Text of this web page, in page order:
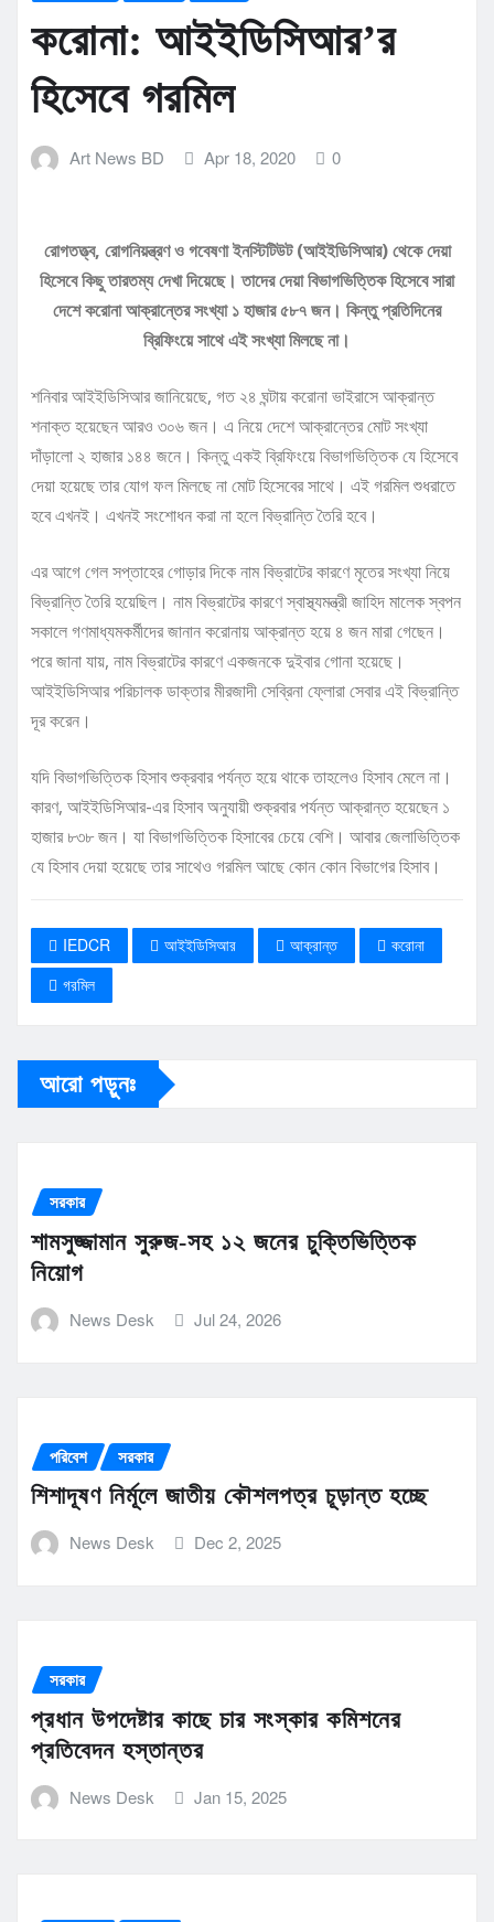
করোনা: আইইডিসিআর’র
হিসেবে গরমিল
Art News BD Apr 18, 2020 0
রোগতত্ত্ব, রোগনিয়ন্ত্রণ ও গবেষণা ইনস্টিটিউট (আইইডিসিআর) থেকে দেয়া
হিসেবে কিছু তারতম্য দেখা দিয়েছে। তাদের দেয়া বিভাগভিত্তিক হিসেবে সারা
দেশে করোনা আক্রান্তের সংখ্যা ১ হাজার ৫৮৭ জন। কিন্তু প্রতিদিনের
ব্রিফিংয়ে সাথে এই সংখ্যা মিলছে না।
শনিবার আইইডিসিআর জানিয়েছে, গত ২৪ ঘন্টায় করোনা ভাইরাসে আক্রান্ত
শনাক্ত হয়েছেন আরও ৩০৬ জন। এ নিয়ে দেশে আক্রান্তের মোট সংখ্যা
দাঁড়ালো ২ হাজার ১৪৪ জনে। কিন্তু একই ব্রিফিংয়ে বিভাগভিত্তিক যে হিসেবে
দেয়া হয়েছে তার যোগ ফল মিলছে না মোট হিসেবের সাথে। এই গরমিল শুধরাতে
হবে এখনই। এখনই সংশোধন করা না হলে বিভ্রান্তি তৈরি হবে।
এর আগে গেল সপ্তাহের গোড়ার দিকে নাম বিভ্রাটের কারণে মৃতের সংখ্যা নিয়ে
বিভ্রান্তি তৈরি হয়েছিল। নাম বিভ্রাটের কারণে স্বাস্থ্যমন্ত্রী জাহিদ মালেক স্বপন
সকালে গণমাধ্যমকর্মীদের জানান করোনায় আক্রান্ত হয়ে ৪ জন মারা গেছেন।
পরে জানা যায়, নাম বিভ্রাটের কারণে একজনকে দুইবার গোনা হয়েছে।
আইইডিসিআর পরিচালক ডাক্তার মীরজাদী সেব্রিনা ফ্লোরা সেবার এই বিভ্রান্তি
দূর করেন।
যদি বিভাগভিত্তিক হিসাব শুক্রবার পর্যন্ত হয়ে থাকে তাহলেও হিসাব মেলে না।
কারণ, আইইডিসিআর-এর হিসাব অনুযায়ী শুক্রবার পর্যন্ত আক্রান্ত হয়েছেন ১
হাজার ৮৩৮ জন। যা বিভাগভিত্তিক হিসাবের চেয়ে বেশি। আবার জেলাভিত্তিক
যে হিসাব দেয়া হয়েছে তার সাথেও গরমিল আছে কোন কোন বিভাগের হিসাব।
IEDCR আইইডিসিআর আক্রান্ত
করোনা
গরমিল
আরো পড়ুনঃ
সরকার
শামসুজ্জামান সুরুজ-সহ ১২ জনের চুক্তিভিত্তিক
নিয়োগ
News Desk Jul 24, 2026
পরিবেশ সরকার
শিশাদূষণ নির্মূলে জাতীয় কৌশলপত্র চূড়ান্ত হচ্ছে
News Desk Dec 2, 2025
সরকার
প্রধান উপদেষ্টার কাছে চার সংস্কার কমিশনের
প্রতিবেদন হস্তান্তর
News Desk Jan 15, 2025